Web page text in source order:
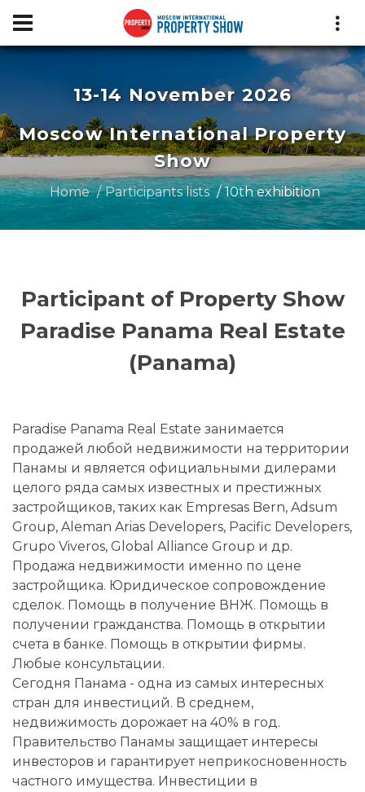
13-14 November 2026
Moscow International Property
Show
Home Participants lists 10th exhibition
Participant of Property Show
Paradise Panama Real Estate
(Panama)
Paradise Panama Real Estate занимается
продажей любой недвижимости на территории
Панамы и является официальными дилерами
целого ряда самых известных и престижных
застройщиков, таких как Empresas Bern, Adsum
Group, Aleman Arias Developers, Pacific Developers,
Grupo Viveros, Global Alliance Group и др.
Продажа недвижимости именно по цене
застройщика. Юридическое сопровождение
сделок. Помощь в получение ВНЖ. Помощь в
получении гражданства. Помощь в открытии
счета в банке. Помощь в открытии фирмы.
Любые консультации.
Сегодня Панама - одна из самых интересных
стран для инвестиций. В среднем,
недвижимость дорожает на 40% в год.
Правительство Панамы защищает интересы
инвесторов и гарантирует неприкосновенность
частного имущества. Инвестиции в